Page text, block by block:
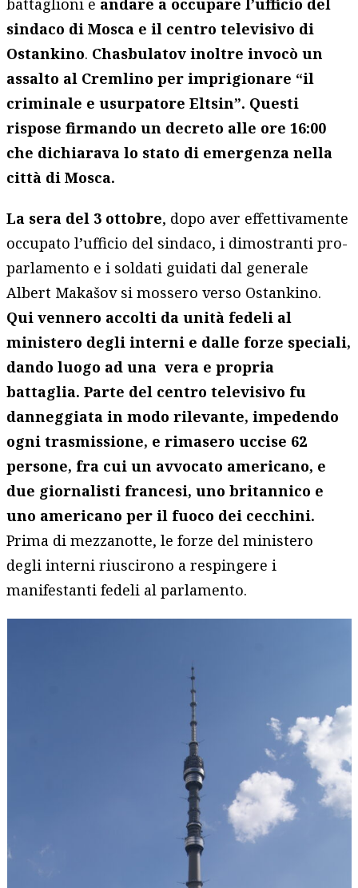
sindaco di Mosca e il centro televisivo di
Ostankino. Chasbulatov inoltre invocò un
assalto al Cremlino per imprigionare “il
criminale e usurpatore Eltsin”. Questi
rispose firmando un decreto alle ore 16:00
che dichiarava lo stato di emergenza nella
città di Mosca.
La sera del 3 ottobre, dopo aver effettivamente
occupato l’ufficio del sindaco, i dimostranti pro-
parlamento e i soldati guidati dal generale
Albert Makašov si mossero verso Ostankino.
Qui vennero accolti da unità fedeli al
ministero degli interni e dalle forze speciali,
dando luogo ad una vera e propria
battaglia. Parte del centro televisivo fu
danneggiata in modo rilevante, impedendo
ogni trasmissione, e rimasero uccise 62
persone, fra cui un avvocato americano, e
due giornalisti francesi, uno britannico e
uno americano per il fuoco dei cecchini.
Prima di mezzanotte, le forze del ministero
degli interni riuscirono a respingere i
manifestanti fedeli al parlamento.